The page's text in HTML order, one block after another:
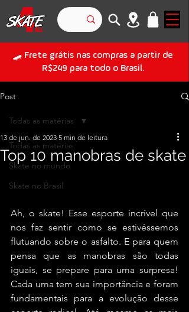
🛹 Frete grátis nas compras a partir de
R$249 para todo o Brasil.
Post
Todas as matérias
Skate no mundo
Skate no Brasil
Todas as matérias
Top 10 manobras de skate
13 de jun. de 2023 5 min de leitura
Ah, o skate! Esse esporte incrível que
nos faz sentir como se estivéssemos
flutuando sobre o asfalto. E para quem
pensa que as manobras são todas
iguais, se prepare para uma surpresa!
Cada uma tem sua importância e foram
fundamentais para a evolução desse